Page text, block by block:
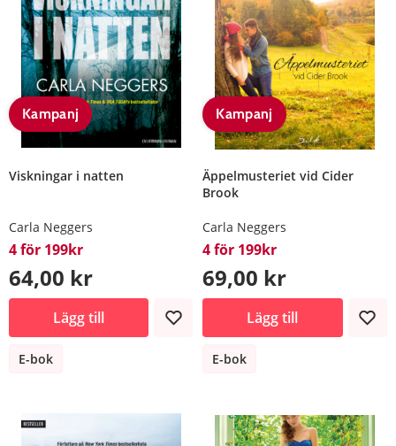
Kampanj
Viskningar i natten
Carla Neggers
4 för 199kr
64,00 kr
Lägg till
E-bok
Kampanj
Äppelmusteriet vid Cider
Brook
Carla Neggers
4 för 199kr
69,00 kr
Lägg till
E-bok